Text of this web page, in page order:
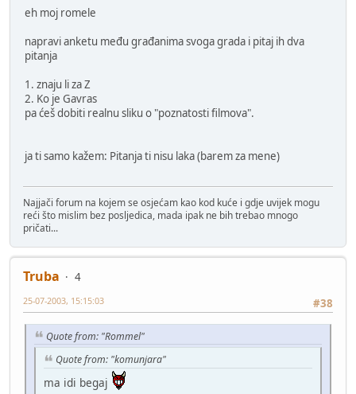
eh moj romele
napravi anketu među građanima svoga grada i pitaj ih dva
pitanja
1. znaju li za Z
2. Ko je Gavras
pa ćeš dobiti realnu sliku o "poznatosti filmova".
ja ti samo kažem: Pitanja ti nisu laka (barem za mene)
Najjači forum na kojem se osjećam kao kod kuće i gdje uvijek mogu
reći što mislim bez posljedica, mada ipak ne bih trebao mnogo
pričati...
Truba
4
#38
25-07-2003, 15:15:03
Quote from: "Rommel"
Quote from: "komunjara"
ma idi begaj